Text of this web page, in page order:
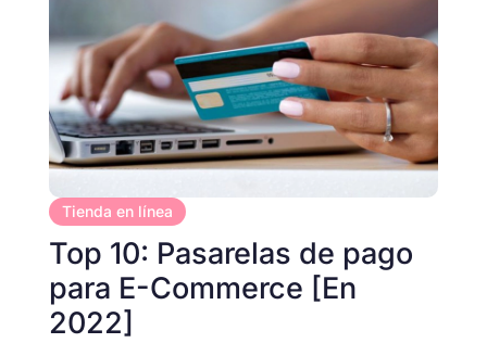
Tienda en línea
Top 10: Pasarelas de pago
para E-Commerce [En
2022]